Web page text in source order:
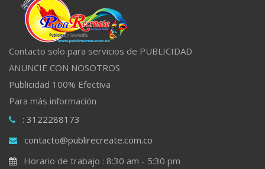
Contacto solo para servicios de PUBLICIDAD
ANUNCIE CON NOSOTROS
Publicidad 100% Efectiva
Para más información
: 3122288173
contacto@publirecreate.com.co
Horario de trabajo : 8:30 am - 5:30 pm